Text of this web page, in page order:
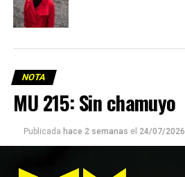
NOTA
MU 215: Sin chamuyo
Publicada hace 2 semanas el 24/07/2026